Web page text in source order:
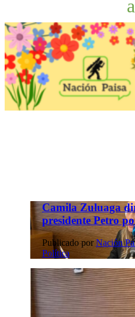
Camila Zuluaga
presidente Petro
Publicado porNación
Política